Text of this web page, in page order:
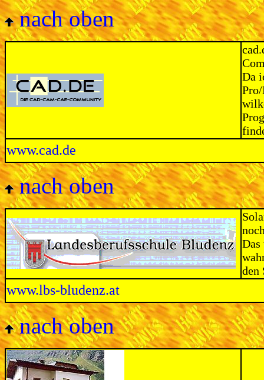
nach oben
Da
www.cad.de
nach oben
Das
den
www.lbs-bludenz.at
nach oben